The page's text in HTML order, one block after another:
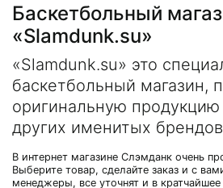
Баскетбольный
«Slamdunk.su»
«Slamdunk.su» это
баскетбольный магазин,
оригинальную
других именитых
В интернет магазине Слэмданк очень
Выберите товар, сделайте заказ и с
менеджеры, все уточнят и в